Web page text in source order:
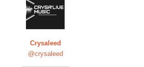
Crysaleed
@crysaleed